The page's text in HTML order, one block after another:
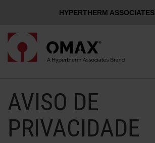
HYPERTHERM ASSOCIATES
Plasma Hypertherm
PÁGINA DE AUTENTICAÇÃO
AVISO DE
PRIVACIDADE